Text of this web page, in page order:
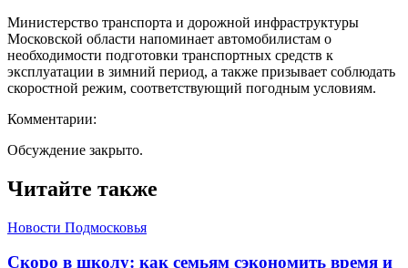
Министерство транспорта и дорожной инфраструктуры
Московской области напоминает автомобилистам о
необходимости подготовки транспортных средств к
эксплуатации в зимний период, а также призывает соблюдать
скоростной режим, соответствующий погодным условиям.
Комментарии:
Обсуждение закрыто.
Читайте также
Новости Подмосковья
Скоро в школу: как семьям сэкономить время и